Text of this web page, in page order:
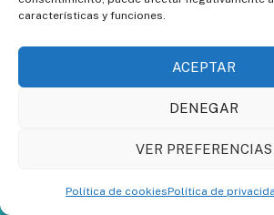
características y funciones.
ACEPTAR
DENEGAR
VER PREFERENCIAS
Política de cookiesPolítica de